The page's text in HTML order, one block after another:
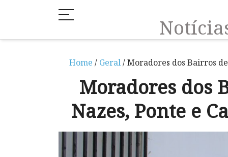
Home / Geral/ Moradores dos Bairros
Moradores dos
Nazes, Ponte e